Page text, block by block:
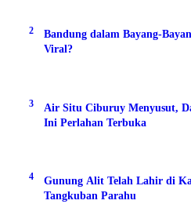
2
Bandung dalam Bayang-
Viral?
3
Air Situ Ciburuy Menyusut,
Ini Perlahan Terbuka
4
Gunung Alit Telah Lahir di
Tangkuban Parahu